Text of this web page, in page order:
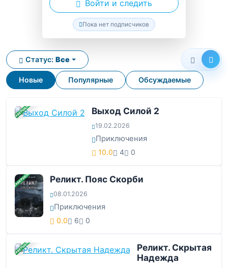
Войти и следить
Пока нет подписчиков
Новые Популярные Обсуждаемые
Статус: Все
ЗАВЕРШЕНА Выход Силой 2
19.02.2026
Приключения
10.0 4 0
ЗАВЕРШЕНА Реликт. Пояс Скорби
08.01.2026
Приключения
0.0 6 0
ЗАВЕРШЕНА
Реликт. Скрытая
Надежда